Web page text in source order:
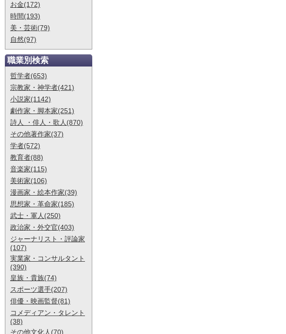
お金(172)
時間(193)
美・芸術(79)
自然(97)
職業別検索
哲学者(653)
宗教家・神学者(421)
小説家(1142)
劇作家・脚本家(251)
詩人 ・俳人・歌人(870)
その他著作家(37)
学者(572)
教育者(88)
音楽家(115)
美術家(106)
漫画家・絵本作家(39)
思想家・革命家(185)
武士・軍人(250)
政治家・外交官(403)
ジャーナリスト・評論家
(107)
実業家・コンサルタント
(390)
皇族・貴族(74)
スポーツ選手(207)
俳優・映画監督(81)
コメディアン・タレント
(38)
その他文化人(70)